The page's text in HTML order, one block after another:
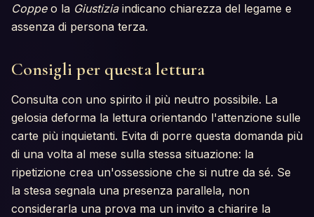
Coppeo la Giustiziaindicano chiarezza del legame e
assenza di persona terza.
Consigli per questa lettura
Consulta con uno spirito il più neutro possibile. La
gelosia deforma la lettura orientando l'attenzione sulle
carte più inquietanti. Evita di porre questa domanda più
di una volta al mese sulla stessa situazione: la
ripetizione crea un'ossessione che si nutre da sé. Se
la stesa segnala una presenza parallela, non
considerarla una prova ma un invito a chiarire la